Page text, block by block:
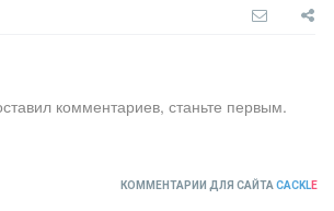
комментариев, станьте первым.
КОММЕНТАРИИ ДЛЯ САЙТА CACKLE